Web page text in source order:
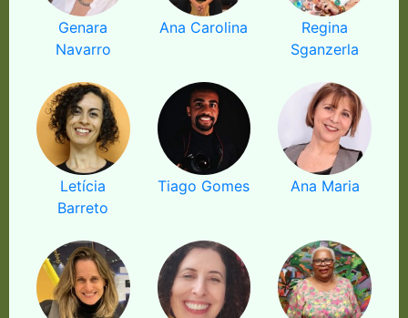
Genara
Navarro
Ana Carolina
Regina
Sganzerla
Letícia
Barreto
Tiago Gomes Ana Maria